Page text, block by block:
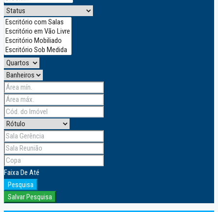
Faixa De Até
Pesquisa
Salvar Pesquisa